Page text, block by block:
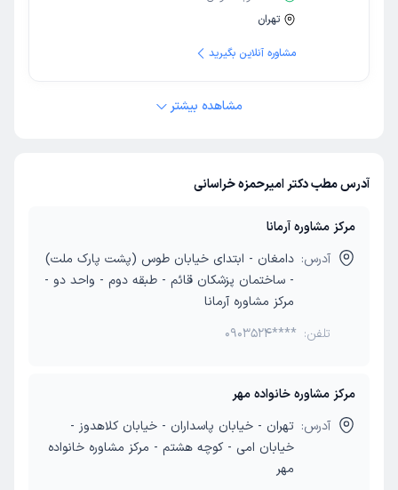
تهران
مشاوره آنلاین بگیرید
مشاهده بیشتر
آدرس مطب دکتر امیرحمزه خراسانی
مرکز مشاوره آرمانا
آدرس: دامغان - ابتدای خیابان طوس (پشت پارک ملت)
- ساختمان پزشکان قائم - طبقه دوم - واحد دو -
مرکز مشاوره آرمانا
تلفن: 0903524****
مرکز مشاوره خانواده مهر
آدرس: تهران - خیابان پاسداران - خیابان کلاهدوز -
خیابان امی - کوچه هشتم - مرکز مشاوره خانواده
مهر